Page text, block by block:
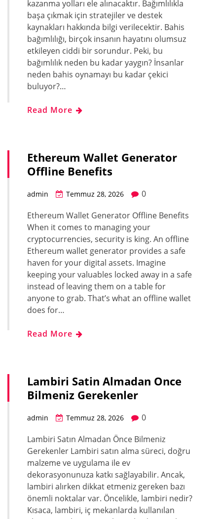
kazanma yolları ele alınacaktır. Bağımlılıkla
başa çıkmak için stratejiler ve destek
kaynakları hakkında bilgi verilecektir. Bahis
bağımlılığı, birçok insanın hayatını olumsuz
etkileyen ciddi bir sorundur. Peki, bu
bağımlılık neden bu kadar yaygın? İnsanlar
neden bahis oynamayı bu kadar çekici
buluyor?…
Read More
Ethereum Wallet Generator
Offline Benefits
admin Temmuz 28, 2026
0
Ethereum Wallet Generator Offline Benefits
When it comes to managing your
cryptocurrencies, security is king. An offline
Ethereum wallet generator provides a safe
haven for your digital assets. Imagine
keeping your valuables locked away in a safe
instead of leaving them on a table for
anyone to grab. That’s what an offline wallet
does for…
Read More
Lambiri Satin Almadan Once
Bilmeniz Gerekenler
admin Temmuz 28, 2026
0
Lambiri Satın Almadan Önce Bilmeniz
Gerekenler Lambiri satın alma süreci, doğru
malzeme ve uygulama ile ev
dekorasyonunuza katkı sağlayabilir. Ancak,
lambiri alırken dikkat etmeniz gereken bazı
önemli noktalar var. Öncelikle, lambiri nedir?
Kısaca, lambiri, iç mekanlarda kullanılan